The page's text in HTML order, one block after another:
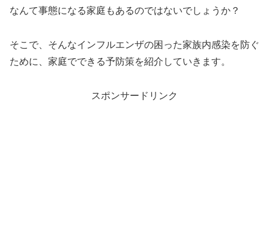
なんて事態になる家庭もあるのではないでしょうか？
そこで、そんなインフルエンザの困った家族内感染を防ぐ
ために、家庭でできる予防策を紹介していきます。
スポンサードリンク